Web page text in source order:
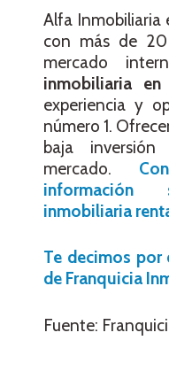
Alfa Inmobiliaria
con más de
mercado
inmobiliaria en
experiencia y
número 1.
baja
mercado.
inmobiliaria
Te decimos
de Franquicia
Fuente: